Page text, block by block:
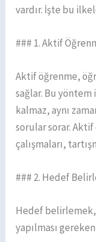
vardır. İşte bu
### 1. Aktif
Aktif öğrenme,
sağlar. Bu
kalmaz, aynı
sorular sorar.
çalışmaları,
### 2. Hedef
Hedef belirlemek,
yapılması